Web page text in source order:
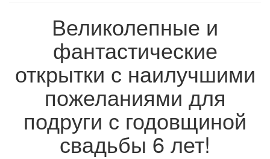
Великолепные и
фантастические
открытки с наилучшими
пожеланиями для
подруги с годовщиной
свадьбы 6 лет!